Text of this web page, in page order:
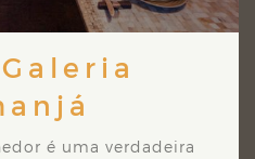
é uma verdadeira